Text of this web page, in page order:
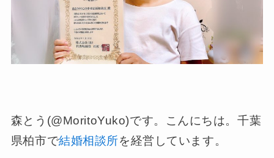
森とう(@MoritoYuko)です。こんにちは。千葉
県柏市で結婚相談所を経営しています。